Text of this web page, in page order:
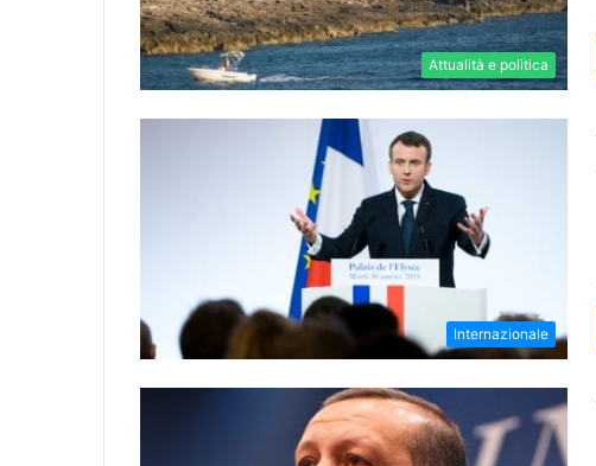
Attualità e politica
Internazionale